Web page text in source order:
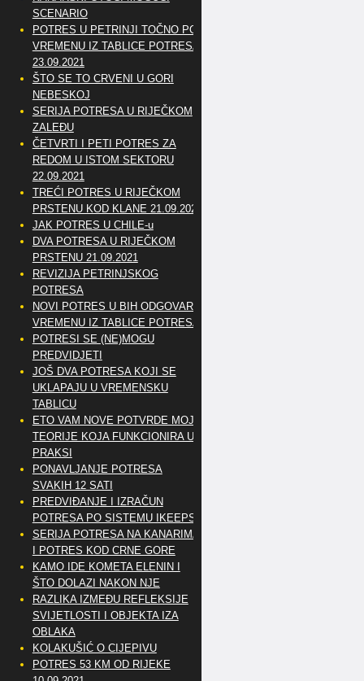
SCENARIO
POTRES U PETRINJI TOČNO PO
VREMENU IZ TABLICE POTRESA
23.09.2021
ŠTO SE TO CRVENI U GORI
NEBESKOJ
SERIJA POTRESA U RIJEČKOM
ZALEĐU
ČETVRTI I PETI POTRES ZA
REDOM U ISTOM SEKTORU
22.09.2021
TREĆI POTRES U RIJEČKOM
PRSTENU KOD KLANE 21.09.2021
JAK POTRES U CHILE-u
DVA POTRESA U RIJEČKOM
PRSTENU 21.09.2021
REVIZIJA PETRINJSKOG
POTRESA
NOVI POTRES U BIH ODGOVARA
VREMENU IZ TABLICE POTRESA
POTRESI SE (NE)MOGU
PREDVIDJETI
JOŠ DVA POTRESA KOJI SE
UKLAPAJU U VREMENSKU
TABLICU
ETO VAM NOVE POTVRDE MOJE
TEORIJE KOJA FUNKCIONIRA U
PRAKSI
PONAVLJANJE POTRESA
SVAKIH 12 SATI
PREDVIĐANJE I IZRAČUN
POTRESA PO SISTEMU IKEEPS
SERIJA POTRESA NA KANARIMA
I POTRES KOD CRNE GORE
KAMO IDE KOMETA ELENIN I
ŠTO DOLAZI NAKON NJE
RAZLIKA IZMEĐU REFLEKSIJE
SVIJETLOSTI I OBJEKTA IZA
OBLAKA
KOLAKUŠIĆ O CIJEPIVU
POTRES 53 KM OD RIJEKE